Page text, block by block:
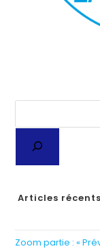
Articles récents
Zoom partie : «